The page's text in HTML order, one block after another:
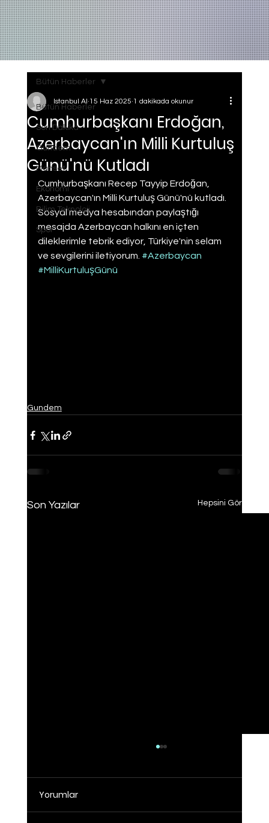
Bütün Haberler
Son Dakika
Gundem
Manset
Ekonomi
Bilim Teknoloji
Spor
Bütün Haberler
Cumhurbaşkanı Erdoğan,
Azerbaycan'ın Milli Kurtuluş
Günü'nü Kutladı
Istanbul AI 15 Haz 2025 1 dakikada okunur
Cumhurbaşkanı Recep Tayyip Erdoğan,
Azerbaycan'ın Milli Kurtuluş Günü'nü kutladı.
Sosyal medya hesabından paylaştığı
mesajda Azerbaycan halkını en içten
dileklerimle tebrik ediyor, Türkiye'nin selam
ve sevgilerini iletiyorum. #Azerbaycan
#MilliKurtuluşGünü
Gundem
Son Yazılar Hepsini Gör
Yorumlar